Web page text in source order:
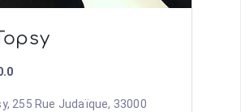
255 Rue Judaïque, 33000